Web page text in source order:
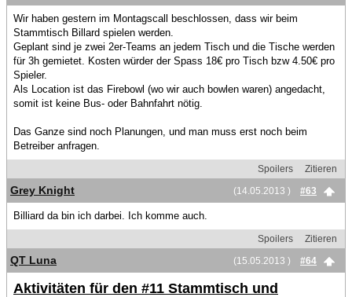
Wir haben gestern im Montagscall beschlossen, dass wir beim
Stammtisch Billard spielen werden.
Geplant sind je zwei 2er-Teams an jedem Tisch und die Tische werden
für 3h gemietet. Kosten würder der Spass 18€ pro Tisch bzw 4.50€ pro
Spieler.
Als Location ist das Firebowl (wo wir auch bowlen waren) angedacht,
somit ist keine Bus- oder Bahnfahrt nötig.
Das Ganze sind noch Planungen, und man muss erst noch beim
Betreiber anfragen.
Spoilers
Zitieren
(14.05.2013 )
#63
Grey Knight
Billiard da bin ich darbei. Ich komme auch.
Spoilers
Zitieren
(15.05.2013 )
#64
QT Luna
Aktivitäten für den #11 Stammtisch und